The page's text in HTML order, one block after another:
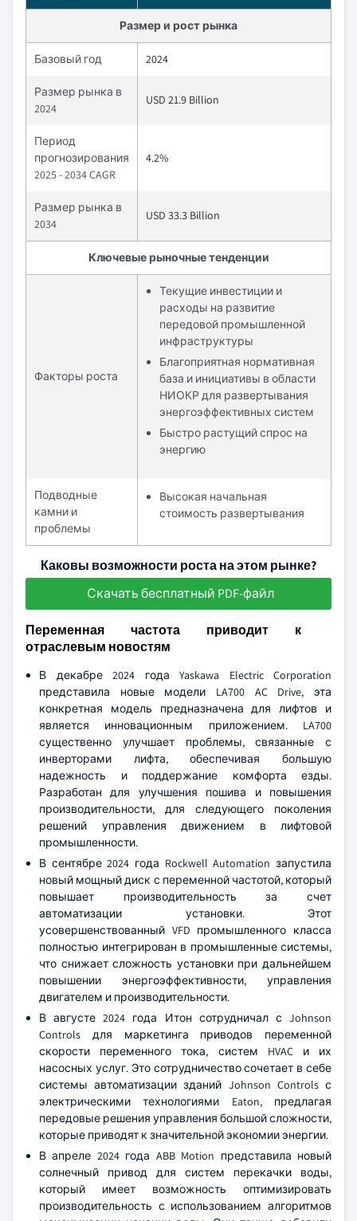
Размер и рост рынка
Базовый год 2024
Размер рынка в
2024
USD 21.9 Billion
Период
прогнозирования
2025 - 2034 CAGR
4.2%
Размер рынка в
2034
USD 33.3 Billion
Ключевые рыночные тенденции
Факторы роста
Текущие инвестиции и
расходы на развитие
передовой промышленной
инфраструктуры
Благоприятная нормативная
база и инициативы в области
НИОКР для развертывания
энергоэффективных систем
Быстро растущий спрос на
энергию
Подводные
камни и
проблемы
Высокая начальная
стоимость развертывания
Каковы возможности роста на этом рынке?
Скачать бесплатный PDF-файл
Переменная частота приводит к
отраслевым новостям
В декабре 2024 года Yaskawa Electric Corporation
представила новые модели LA700 AC Drive, эта
конкретная модель предназначена для лифтов и
является инновационным приложением. LA700
существенно улучшает проблемы, связанные с
инверторами лифта, обеспечивая большую
надежность и поддержание комфорта езды.
Разработан для улучшения пошива и повышения
производительности, для следующего поколения
решений управления движением в лифтовой
промышленности.
В сентябре 2024 года Rockwell Automation запустила
новый мощный диск с переменной частотой, который
повышает производительность за счет
автоматизации установки. Этот
усовершенствованный VFD промышленного класса
полностью интегрирован в промышленные системы,
что снижает сложность установки при дальнейшем
повышении энергоэффективности, управления
двигателем и производительности.
В августе 2024 года Итон сотрудничал с Johnson
Controls для маркетинга приводов переменной
скорости переменного тока, систем HVAC и их
насосных услуг. Это сотрудничество сочетает в себе
системы автоматизации зданий Johnson Controls с
электрическими технологиями Eaton, предлагая
передовые решения управления большой сложности,
которые приводят к значительной экономии энергии.
В апреле 2024 года ABB Motion представила новый
солнечный привод для систем перекачки воды,
который имеет возможность оптимизировать
производительность с использованием алгоритмов